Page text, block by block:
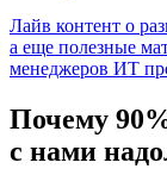
Лайв контент о
а еще полезные
менеджеров ИТ
Почему
с нами